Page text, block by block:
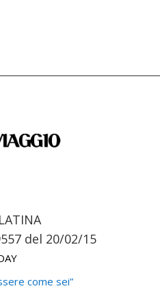
del 20/02/15
come sei”